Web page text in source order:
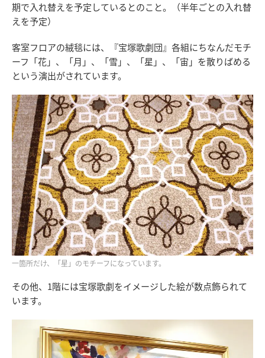
期で入れ替えを予定しているとのこと。（半年ごとの入れ替
えを予定）
客室フロアの絨毯には、『宝塚歌劇団』各組にちなんだモチ
ーフ「花」、「月」、「雪」、「星」、「宙」を散りばめる
という演出がされています。
一箇所だけ、「星」のモチーフになっています。
その他、1階には宝塚歌劇をイメージした絵が数点飾られて
います。